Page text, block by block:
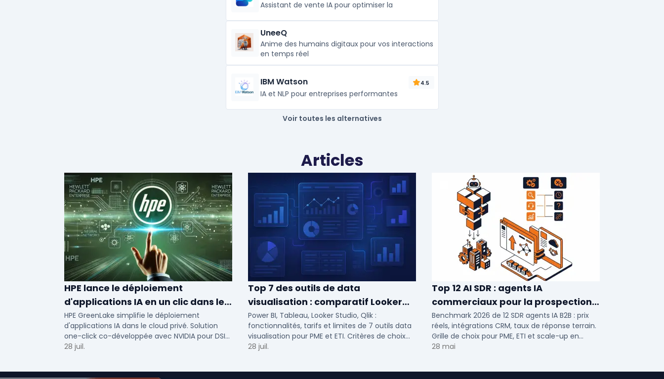
Assistant de vente IA pour optimiser la
UneeQ
Anime des humains digitaux pour vos interactions
en temps réel
IBM Watson 4.5
IA et NLP pour entreprises performantes
Voir toutes les alternatives
Articles
HPE lance le déploiement
d'applications IA en un clic dans le
cloud privé
HPE GreenLake simplifie le déploiement
d'applications IA dans le cloud privé. Solution
one-click co-développée avec NVIDIA pour DSI
de PME et ETI : performance et conformité.
28 juil.
Top 7 des outils de data
visualisation : comparatif Looker
Studio, Tableau vs Power BI et
autres
Power BI, Tableau, Looker Studio, Qlik :
fonctionnalités, tarifs et limites de 7 outils data
visualisation pour PME et ETI. Critères de choix
selon votre SI et vos cas d'usage.
28 juil.
Top 12 AI SDR : agents IA
commerciaux pour la prospection
2026
Benchmark 2026 de 12 SDR agents IA B2B : prix
réels, intégrations CRM, taux de réponse terrain.
Grille de choix pour PME, ETI et scale-up en
prospection automatisée.
28 mai